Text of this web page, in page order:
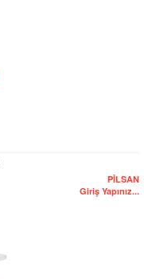
PİLSAN
Giriş Yapınız...